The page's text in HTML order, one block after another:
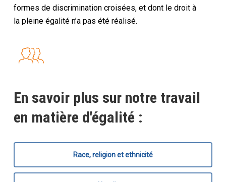
formes de discrimination croisées, et dont le droit à
la pleine égalité n’a pas été réalisé.
En savoir plus sur notre travail
en matière d'égalité :
Race, religion et ethnicité